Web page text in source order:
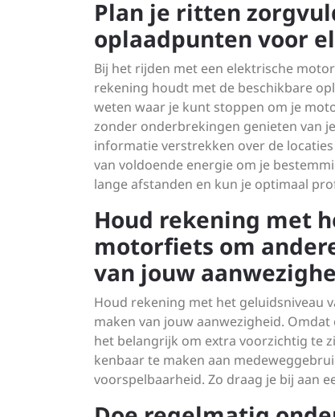
Plan je ritten
oplaadpunten voor
Bij het rijden met een elektrische
rekening houdt met de beschikbare
weten waar je kunt stoppen om je
zonder onderbrekingen genieten van
informatie verstrekken over de
van voldoende energie om je
lange afstanden en kun je optimaal
Houd rekening met
motorfiets om
van jouw
Houd rekening met het geluidsniveau
maken van jouw aanwezigheid.
het belangrijk om extra voorzichtig te
kenbaar te maken aan
voorspelbaarheid. Zo draag je bij aan